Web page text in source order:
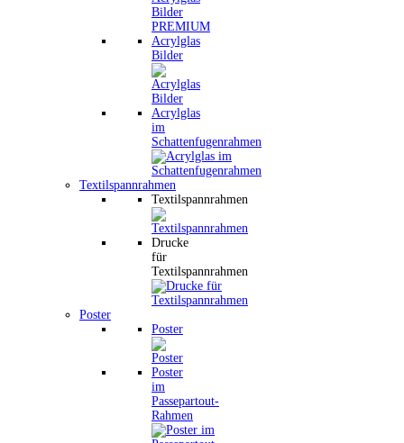
Acrylglas
Bilder
Acrylglas
im
Schattenfugenrahmen
Textilspannrahmen
Textilspannrahmen
Drucke
für
Textilspannrahmen
Poster
Poster
Poster
im
Passepartout-
Rahmen